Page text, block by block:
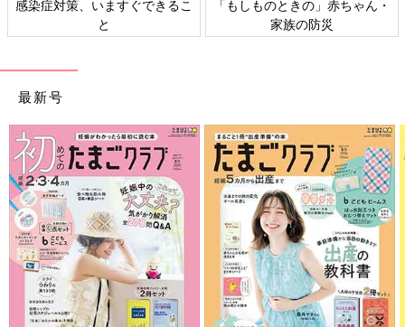
感染症対策、いますぐできるこ
と
「もしものときの」赤ちゃん・
家族の防災
最新号